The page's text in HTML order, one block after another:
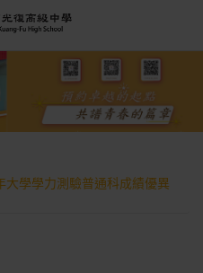
大學學力測驗普通科成績優異